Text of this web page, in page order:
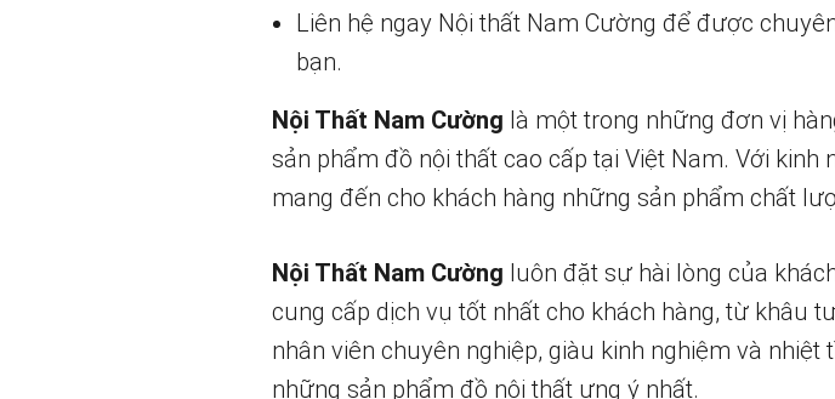
Liên hệ ngay Nội thất Nam Cường để được
bạn.
Nội Thất Nam Cường là một trong những đơn vị
sản phẩm đồ nội thất cao cấp tại Việt Nam. Với
mang đến cho khách hàng những sản phẩm chất
Nội Thất Nam Cường luôn đặt sự hài lòng của
cung cấp dịch vụ tốt nhất cho khách hàng, từ khâu
nhân viên chuyên nghiệp, giàu kinh nghiệm và
những sản phẩm đồ nội thất ưng ý nhất.